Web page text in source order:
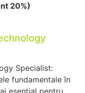
20%)
Specialist:
fundamentale în
esențial pentru